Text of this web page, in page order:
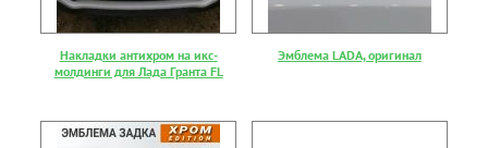
Накладки антихром на икс-
молдинги для Лада Гранта FL
Эмблема LADA, оригинал